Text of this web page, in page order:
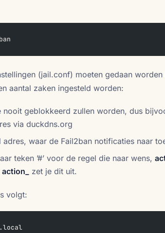
(jail.conf) moeten gedaan
aantal zaken ingesteld worden:
nooit geblokkeerd zullen worden, dus
via duckdns.org
adres, waar de Fail2ban notificaties naar
teken ’#’ voor de regel die naar wens,
action_ zet je dit uit.
volgt: